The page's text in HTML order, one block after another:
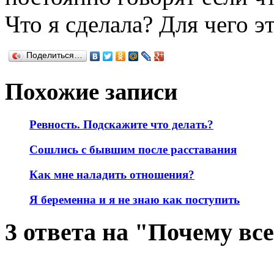
Что я сделала? Для чего
Поделиться…
Похожие записи
Ревность. Подскажите что делать?
Сошлись с бывшим после расставания
Как мне наладить отношения?
Я беременна и я не знаю как поступить
3 ответа на "Почему